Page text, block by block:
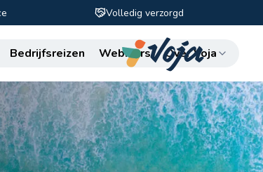
Volledig verzorgd
Bedrijfsreizen Webinars Over Voja